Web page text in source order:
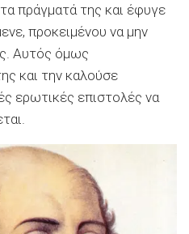
πράγματά της και έφυγε
προκειμένου να μην
Αυτός όμως
και την καλούσε
ερωτικές επιστολές να